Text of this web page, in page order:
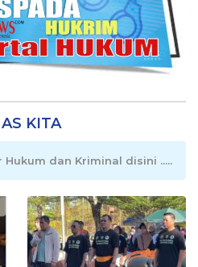
KITA
dan Kriminal disini .....